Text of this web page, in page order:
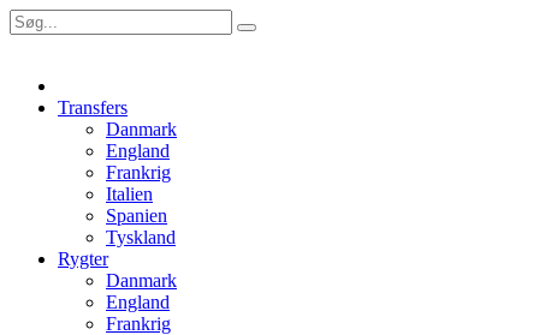
Transfers
Danmark
England
Frankrig
Italien
Spanien
Tyskland
Rygter
Danmark
England
Frankrig